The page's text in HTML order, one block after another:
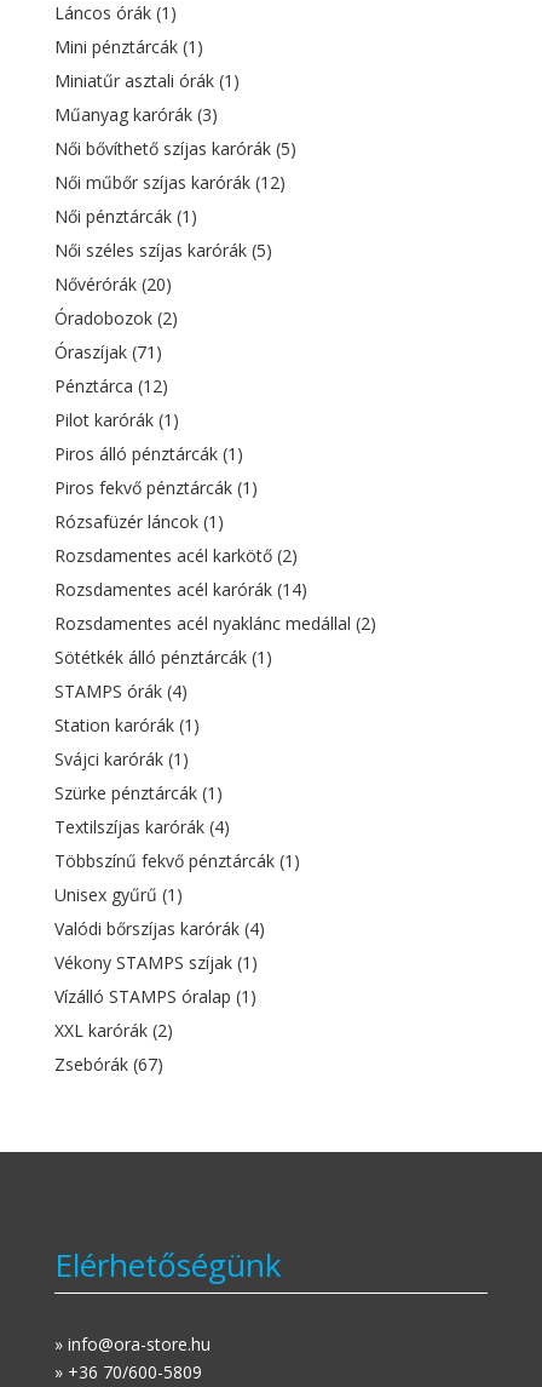
Láncos órák (1)
Mini pénztárcák (1)
Miniatűr asztali órák (1)
Műanyag karórák (3)
Női bővíthető szíjas karórák (5)
Női műbőr szíjas karórák (12)
Női pénztárcák (1)
Női széles szíjas karórák (5)
Nővérórák (20)
Óradobozok (2)
Óraszíjak (71)
Pénztárca (12)
Pilot karórák (1)
Piros álló pénztárcák (1)
Piros fekvő pénztárcák (1)
Rózsafüzér láncok (1)
Rozsdamentes acél karkötő (2)
Rozsdamentes acél karórák (14)
Rozsdamentes acél nyaklánc medállal (2)
Sötétkék álló pénztárcák (1)
STAMPS órák (4)
Station karórák (1)
Svájci karórák (1)
Szürke pénztárcák (1)
Textilszíjas karórák (4)
Többszínű fekvő pénztárcák (1)
Unisex gyűrű (1)
Valódi bőrszíjas karórák (4)
Vékony STAMPS szíjak (1)
Vízálló STAMPS óralap (1)
XXL karórák (2)
Zsebórák (67)
Elérhetőségünk
» info@ora-store.hu
» +36 70/600-5809